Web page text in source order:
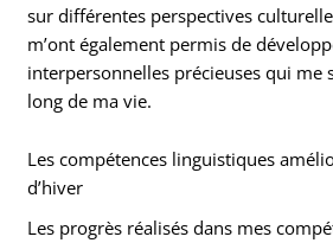
sur différentes perspectives
m’ont également permis de
interpersonnelles précieuses qui me
long de ma vie.
Les compétences linguistiques
d’hiver
Les progrès réalisés dans mes